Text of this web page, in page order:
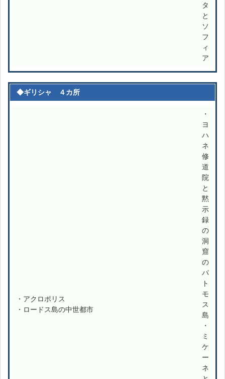
タ
と
ソ
フ
ィ
ア
◆ギリシャ ４カ所
・アクロポリス
・ロードス島の中世都市
・
ヨ
ハ
ネ
修
道
院
と
黙
示
録
の
洞
窟
の
パ
ト
モ
ス
島
・
ミ
ケ
ー
ネ